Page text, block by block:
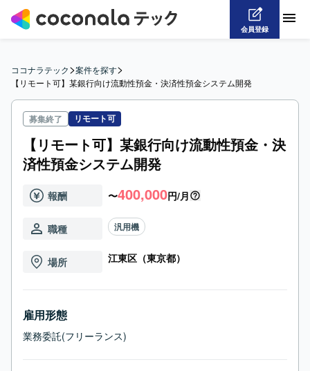
会員登録
ココナラテック>案件を探す>
【リモート可】某銀行向け流動性預金・決済性預金システム開発
募集終了 リモート可
【リモート可】某銀行向け流動性預金・決
済性預金システム開発
報酬 〜400,000円/月
職種 汎用機
場所 江東区（東京都）
雇用形態
業務委託(フリーランス)